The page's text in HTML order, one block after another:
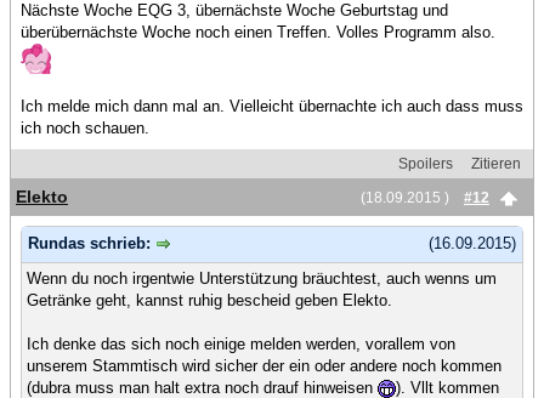
Nächste Woche EQG 3, übernächste Woche Geburtstag und
überübernächste Woche noch einen Treffen. Volles Programm also.
Ich melde mich dann mal an. Vielleicht übernachte ich auch dass muss
ich noch schauen.
Spoilers
Zitieren
(18.09.2015 )
#12
Elekto
(16.09.2015)
Rundas schrieb:
Wenn du noch irgentwie Unterstützung bräuchtest, auch wenns um
Getränke geht, kannst ruhig bescheid geben Elekto.
Ich denke das sich noch einige melden werden, vorallem von
unserem Stammtisch wird sicher der ein oder andere noch kommen
(dubra muss man halt extra noch drauf hinweisen
). Vllt kommen